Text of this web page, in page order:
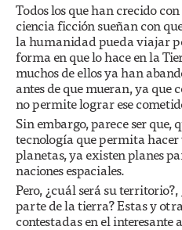
Todos los que han crecido
ciencia ficción sueñan con
la humanidad pueda viajar
forma en que lo hace en la
muchos de ellos ya han
antes de que mueran, ya que
no permite lograr ese
Sin embargo, parece ser que,
tecnología que permita
planetas, ya existen planes
naciones espaciales.
Pero, ¿cuál será su
parte de la tierra? Estas y
contestadas en el